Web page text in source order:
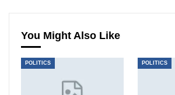
You Might Also Like
POLITICS POLITICS